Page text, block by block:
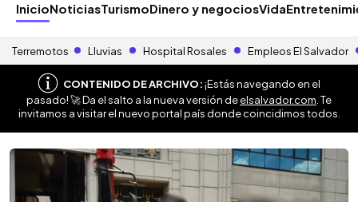
InicioNoticiasTurismoDinero y negociosVida
Terremotos Lluvias Hospital Rosales Empleos El Salvador
CONTENIDO DE ARCHIVO:¡Estás navegando en el
pasado! 🚀 Da el salto a la nueva versión deelsalvador.com . Te
invitamos a visitar el nuevo portal país donde coincidimos todos.